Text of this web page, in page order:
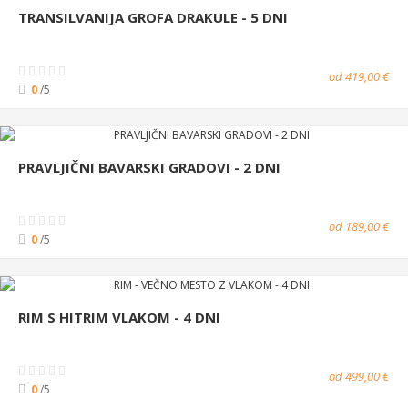
TRANSILVANIJA GROFA DRAKULE - 5 DNI
0/5
od 419,00 €
PRAVLJIČNI BAVARSKI GRADOVI - 2 DNI
0/5
od 189,00 €
RIM S HITRIM VLAKOM - 4 DNI
0/5
od 499,00 €